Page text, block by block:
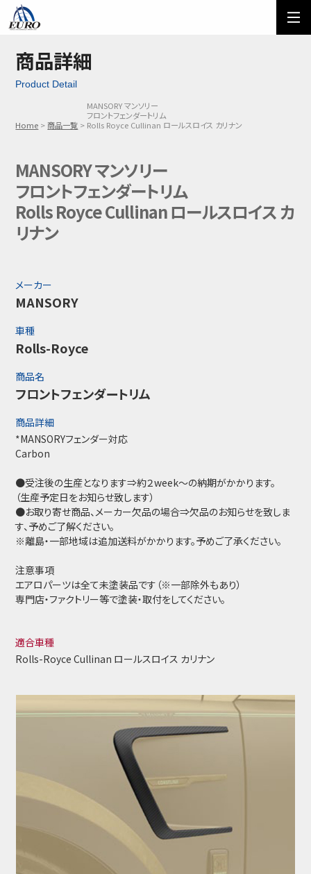
ご利用方法
メール問い合わせ
03-5674-7742
商品詳細
Product Detail
Home 商品一覧
MANSORY マンソリー
フロントフェンダートリム
Rolls Royce Cullinan ロールスロイス カリナン
MANSORY マンソリー
フロントフェンダートリム
Rolls Royce Cullinan ロールスロイス カ
リナン
メーカー
MANSORY
車種
Rolls-Royce
商品名
フロントフェンダートリム
商品詳細
*MANSORYフェンダー対応
Carbon
●受注後の生産となります⇒約２week～の納期がかかります。
（生産予定日をお知らせ致します）
●お取り寄せ商品、メーカー欠品の場合⇒欠品のお知らせを致しま
す、予めご了解ください。
※離島・一部地域は追加送料がかかります。予めご了承ください。
注意事項
エアロパーツは全て未塗装品です（※一部除外もあり）
専門店・ファクトリー等で塗装・取付をしてください。
適合車種
Rolls-Royce Cullinan ロールスロイス カリナン